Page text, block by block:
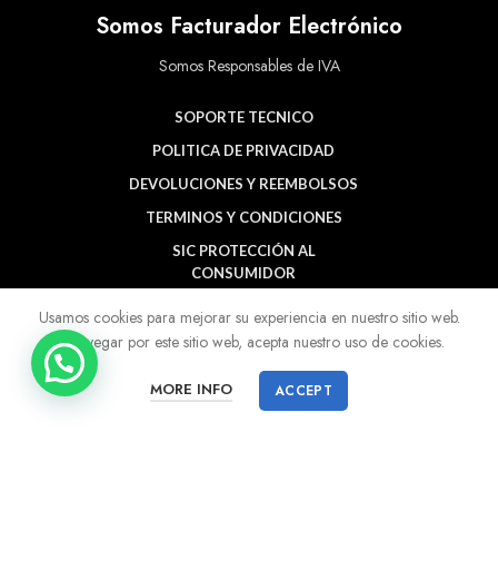
Somos Facturador Electrónico
Somos Responsables de IVA
SOPORTE TECNICO
POLITICA DE PRIVACIDAD
DEVOLUCIONES Y REEMBOLSOS
TERMINOS Y CONDICIONES
SIC PROTECCIÓN AL
CONSUMIDOR
Usamos cookies para mejorar su experiencia en nuestro sitio web.
Al navegar por este sitio web, acepta nuestro uso de cookies.
MORE INFO ACCEPT